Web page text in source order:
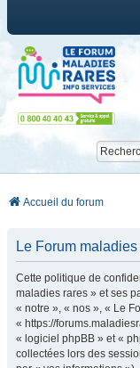
Accueil du forum
Le Forum
Cette politique de
maladies rares » et ses
« notre », « nos », « Le
« https://
« logiciel phpBB » et «
collectées lors des